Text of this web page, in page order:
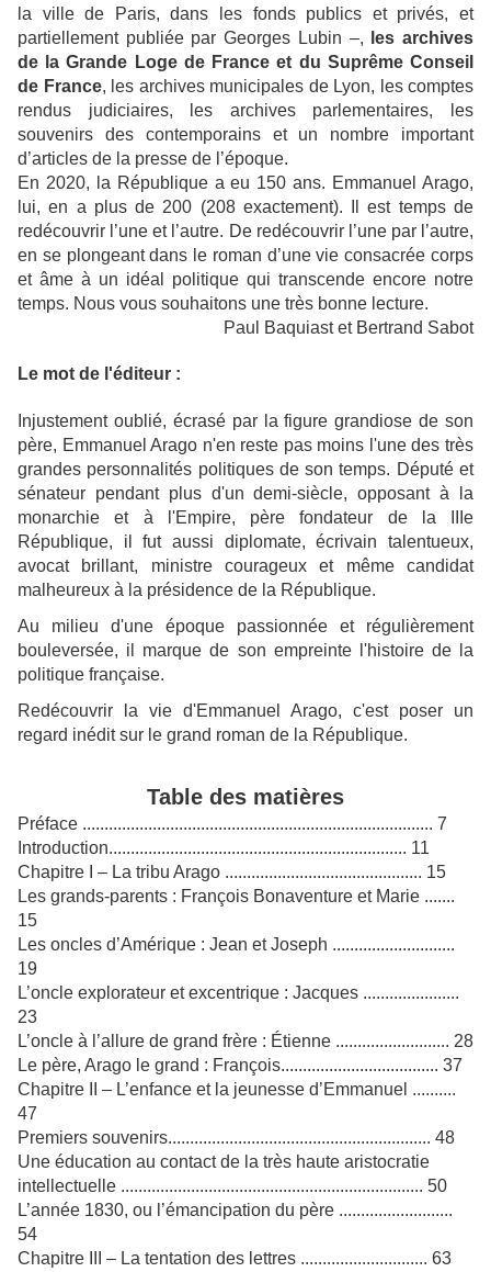
la ville de Paris, dans les fonds publics et privés, et
partiellement publiée par Georges Lubin –,
les archives
de la Grande Loge de France et du Suprême Conseil
de France, les archives municipales de Lyon, les comptes
rendus judiciaires, les archives parlementaires, les
souvenirs des contemporains et un nombre important
d’articles de la presse de l’époque.
En 2020, la République a eu 150 ans. Emmanuel Arago,
lui, en a plus de 200 (208 exactement). Il est temps de
redécouvrir l’une et l’autre. De redécouvrir l’une par l’autre,
en se plongeant dans le roman d’une vie consacrée corps
et âme à un idéal politique qui transcende encore notre
temps. Nous vous souhaitons une très bonne lecture.
Paul Baquiast et Bertrand Sabot
Le mot de l'éditeur :
Injustement oublié, écrasé par la figure grandiose de son
père, Emmanuel Arago n'en reste pas moins l'une des très
grandes personnalités politiques de son temps. Député et
sénateur pendant plus d'un demi-siècle, opposant à la
monarchie et à l'Empire, père fondateur de la IIIe
République, il fut aussi diplomate, écrivain talentueux,
avocat brillant, ministre courageux et même candidat
malheureux à la présidence de la République.
Au milieu d'une époque passionnée et régulièrement
bouleversée, il marque de son empreinte l'histoire de la
politique française.
Redécouvrir la vie d'Emmanuel Arago, c'est poser un
regard inédit sur le grand roman de la République.
Table des matières
Préface ................................................................................ 7
Introduction.................................................................... 11
Chapitre I – La tribu Arago ............................................. 15
Les grands-parents : François Bonaventure et Marie .......
15
Les oncles d’Amérique : Jean et Joseph ............................
19
L’oncle explorateur et excentrique : Jacques ......................
23
L’oncle à l’allure de grand frère : Étienne .......................... 28
Le père, Arago le grand : François.................................... 37
Chapitre II – L’enfance et la jeunesse d’Emmanuel ..........
47
Premiers souvenirs............................................................ 48
Une éducation au contact de la très haute aristocratie
intellectuelle ..................................................................... 50
L’année 1830, ou l’émancipation du père ..........................
54
Chapitre III – La tentation des lettres ............................. 63